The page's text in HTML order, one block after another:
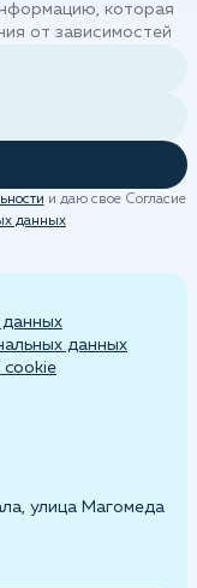
которая
от зависимостей
и даю свое Согласие
данных
данных
cookie
улица Магомеда